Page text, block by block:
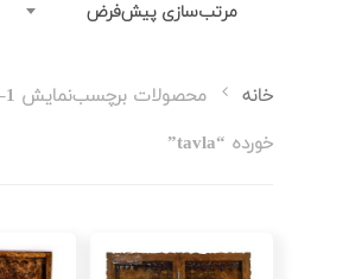
مرتب‌سازی پیش‌فرض
نمایش 1–12 از 21 نتایج خانه
محصولات برچسب
خورده “tavla”